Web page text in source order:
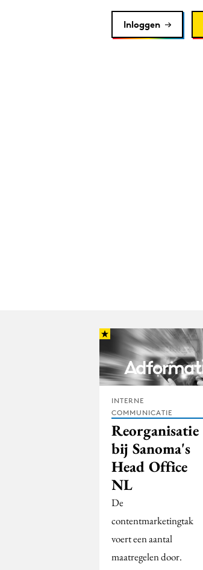
Inloggen
INTERNE
COMMUNICATIE
Reorganisatie
bij Sanoma's
Head Office
NL
De
contentmarketingtak
voert een aantal
maatregelen door.